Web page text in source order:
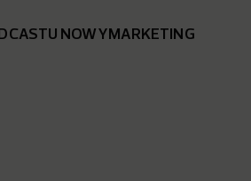
NOWYMARKETING